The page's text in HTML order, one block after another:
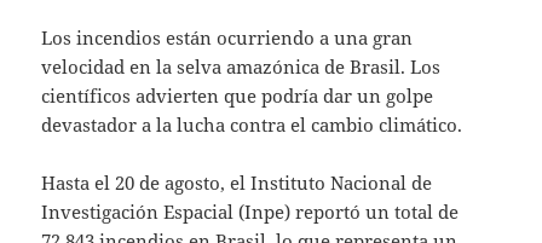
Los incendios están ocurriendo a una gran
velocidad en la selva amazónica de Brasil. Los
científicos advierten que podría dar un golpe
devastador a la lucha contra el cambio climático.
Hasta el 20 de agosto, el Instituto Nacional de
Investigación Espacial (Inpe) reportó un total de